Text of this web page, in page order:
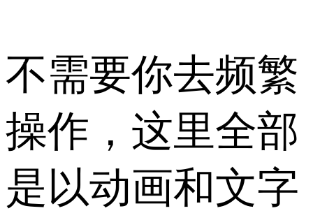
不需要你去频繁
操作，这里全部
是以动画和文字